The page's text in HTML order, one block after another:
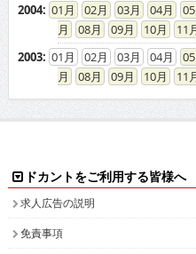
2004: 01 02 03 04 05
08
09 10 11
2003: 01 02 03 04 05
08
09 10 11
ドカントをご利用する皆様へ
求人広告の説明
免責事項